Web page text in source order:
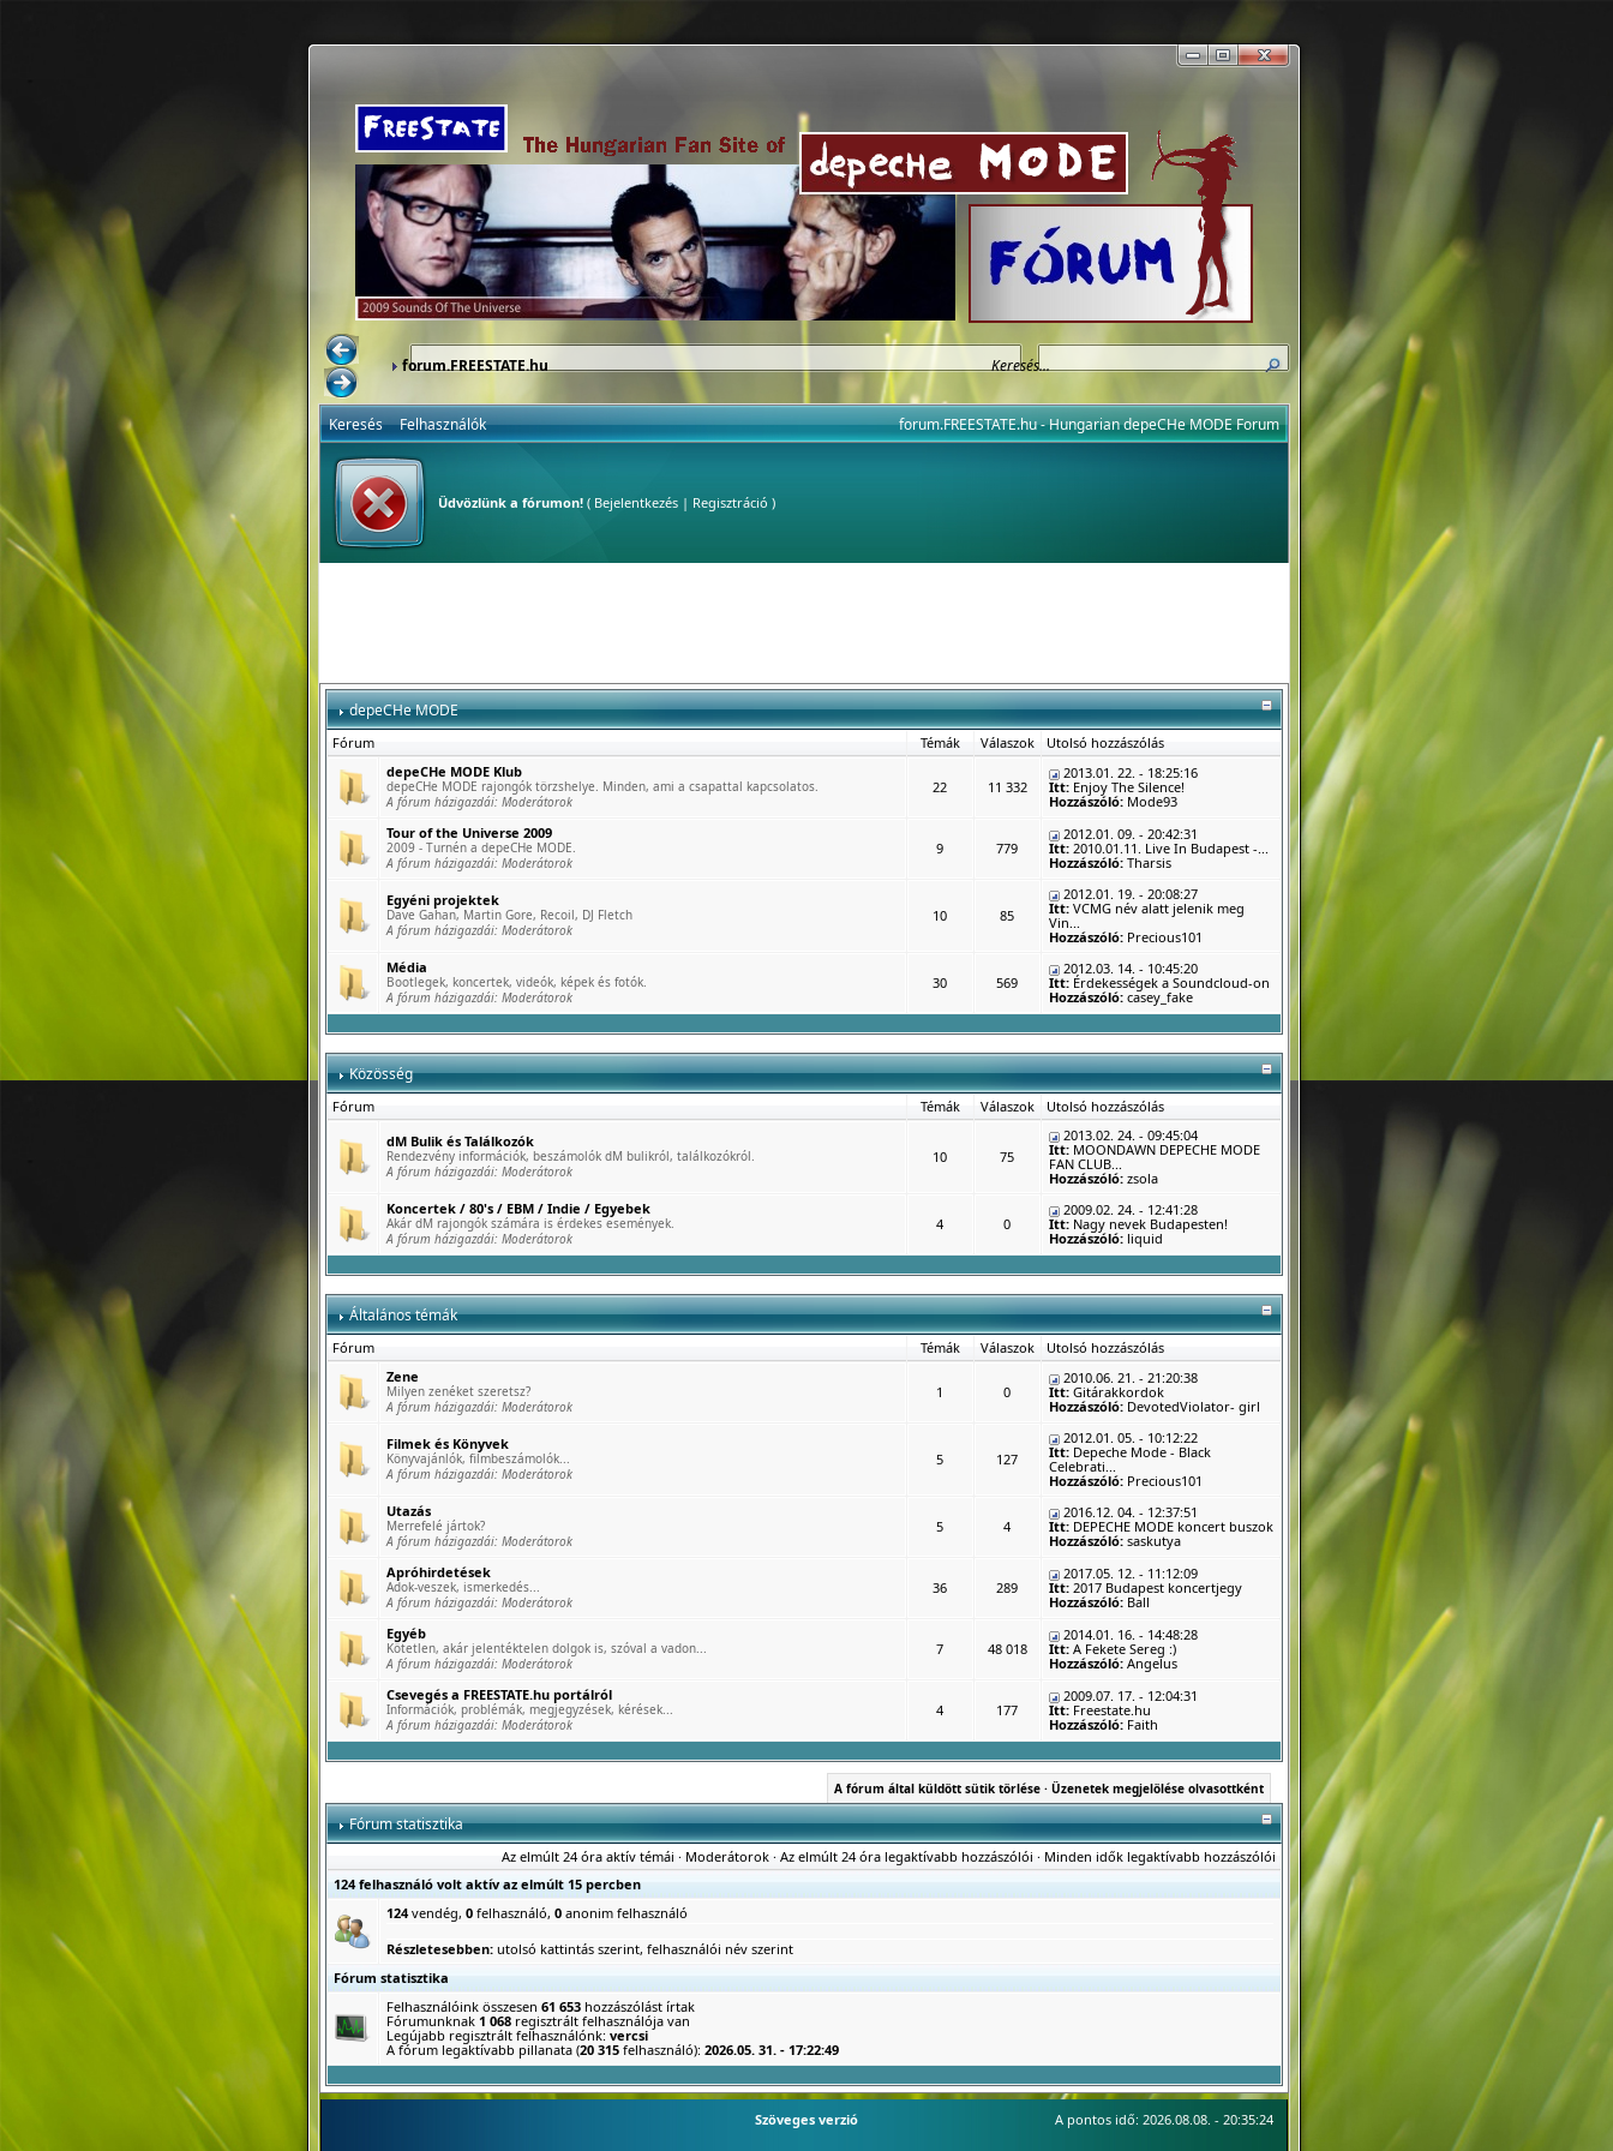
forum.FREESTATE.hu
forum.FREESTATE.hu - Hungarian depeCHe MODE Forum
Keresés Felhasználók
Üdvözlünk a fórumon!( Bejelentkezés| Regisztráció )
depeCHe MODE
Fórum Témák Válaszok
Utolsó hozzászólás
depeCHe MODE Klub
depeCHe MODE rajongók törzshelye. Minden, ami a csapattal kapcsolatos.
A fórum házigazdái: Moderátorok
22 11 332
2013.01. 22. - 18:25:16
Itt: Enjoy The Silence!
Hozzászóló: Mode93
Tour of the Universe 2009
2009 - Turnén a depeCHe MODE.
A fórum házigazdái: Moderátorok
9 779
2012.01. 09. - 20:42:31
Itt: 2010.01.11. Live In Budapest -...
Hozzászóló: Tharsis
Egyéni projektek
Dave Gahan, Martin Gore, Recoil, DJ Fletch
A fórum házigazdái: Moderátorok
10 85
2012.01. 19. - 20:08:27
Itt: VCMG név alatt jelenik meg
Vin...
Hozzászóló: Precious101
Média
Bootlegek, koncertek, videók, képek és fotók.
A fórum házigazdái: Moderátorok
30 569
2012.03. 14. - 10:45:20
Itt: Érdekességek a Soundcloud-on
Hozzászóló: casey_fake
Közösség
Fórum Témák Válaszok
Utolsó hozzászólás
dM Bulik és Találkozók
Rendezvény információk, beszámolók dM bulikról, találkozókról.
A fórum házigazdái: Moderátorok
10 75
2013.02. 24. - 09:45:04
Itt: MOONDAWN DEPECHE MODE
FAN CLUB...
Hozzászóló: zsola
Koncertek / 80's / EBM / Indie / Egyebek
Akár dM rajongók számára is érdekes események.
A fórum házigazdái: Moderátorok
4 0
2009.02. 24. - 12:41:28
Itt: Nagy nevek Budapesten!
Hozzászóló: liquid
Általános témák
Fórum Témák Válaszok
Utolsó hozzászólás
Zene
Milyen zenéket szeretsz?
A fórum házigazdái: Moderátorok
1 0
2010.06. 21. - 21:20:38
Itt: Gitárakkordok
Hozzászóló: DevotedViolator- girl
Filmek és Könyvek
Könyvajánlók, filmbeszámolók...
A fórum házigazdái: Moderátorok
5 127
2012.01. 05. - 10:12:22
Itt: Depeche Mode - Black
Celebrati...
Hozzászóló: Precious101
Utazás
Merrefelé jártok?
A fórum házigazdái: Moderátorok
5 4
2016.12. 04. - 12:37:51
Itt: DEPECHE MODE koncert buszok
Hozzászóló: saskutya
Apróhirdetések
Adok-veszek, ismerkedés...
A fórum házigazdái: Moderátorok
36 289
2017.05. 12. - 11:12:09
Itt: 2017 Budapest koncertjegy
Hozzászóló: Ball
Egyéb
Kötetlen, akár jelentéktelen dolgok is, szóval a vadon...
A fórum házigazdái: Moderátorok
7 48 018
2014.01. 16. - 14:48:28
Itt: A Fekete Sereg :)
Hozzászóló: Angelus
Csevegés a FREESTATE.hu portálról
Információk, problémák, megjegyzések, kérések...
A fórum házigazdái: Moderátorok
4 177
2009.07. 17. - 12:04:31
Itt: Freestate.hu
Hozzászóló: Faith
A fórum által küldött sütik törlése· Üzenetek megjelölése olvasottként
Fórum statisztika
Az elmúlt 24 óra aktív témái · Moderátorok· Az elmúlt 24 óra legaktívabb hozzászólói · Minden idők legaktívabb hozzászólói
124 felhasználó volt aktív az elmúlt 15 percben
124vendég, 0felhasználó, 0anonim felhasználó
Részletesebben: utolsó kattintás szerint, felhasználói név szerint
Fórum statisztika
Felhasználóink összesen 61 653hozzászólást írtak
Fórumunknak 1 068regisztrált felhasználója van
Legújabb regisztrált felhasználónk: vercsi
A fórum legaktívabb pillanata (20 315felhasználó): 2026.05. 31. - 17:22:49
Szöveges verzió A pontos idő: 2026.08.08. - 20:35:24